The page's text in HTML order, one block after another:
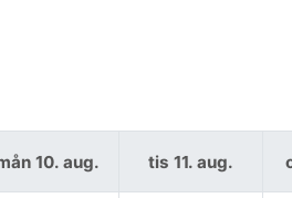
10. aug. tis 11. aug.